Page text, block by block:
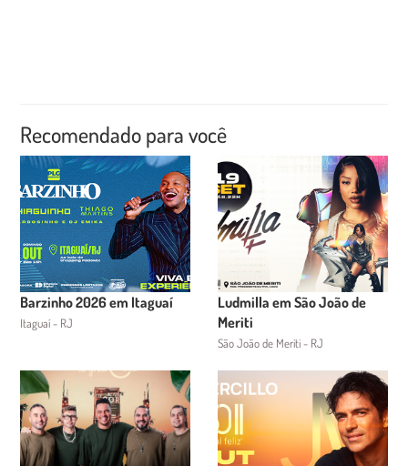
Recomendado para você
Barzinho 2026 em Itaguaí
Itaguaí - RJ
Ludmilla em São João de
Meriti
São João de Meriti - RJ